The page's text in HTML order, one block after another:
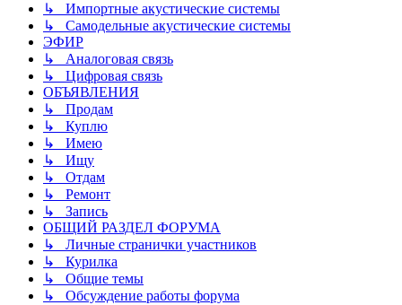
↳ Импортные акустические системы
↳ Самодельные акустические системы
ЭФИР
↳ Аналоговая связь
↳ Цифровая связь
ОБЪЯВЛЕНИЯ
↳ Продам
↳ Куплю
↳ Имею
↳ Ищу
↳ Отдам
↳ Ремонт
↳ Запись
ОБЩИЙ РАЗДЕЛ ФОРУМА
↳ Личные странички участников
↳ Курилка
↳ Общие темы
↳ Обсуждение работы форума